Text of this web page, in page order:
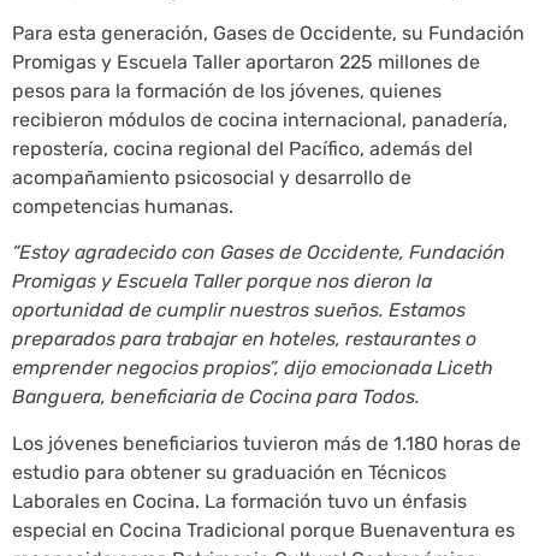
Para esta generación, Gases de Occidente, su Fundación
Promigas y Escuela Taller aportaron 225 millones de
pesos para la formación de los jóvenes, quienes
recibieron módulos de cocina internacional, panadería,
repostería, cocina regional del Pacífico, además del
acompañamiento psicosocial y desarrollo de
competencias humanas.
“Estoy agradecido con Gases de Occidente, Fundación
Promigas y Escuela Taller porque nos dieron la
oportunidad de cumplir nuestros sueños. Estamos
preparados para trabajar en hoteles, restaurantes o
emprender negocios propios”, dijo emocionada Liceth
Banguera, beneficiaria de Cocina para Todos.
Los jóvenes beneficiarios tuvieron más de 1.180 horas de
estudio para obtener su graduación en Técnicos
Laborales en Cocina. La formación tuvo un énfasis
especial en Cocina Tradicional porque Buenaventura es